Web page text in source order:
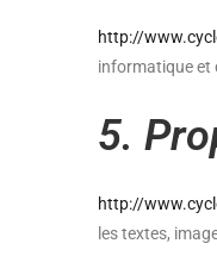
http://
informatique et
5.
http://
les textes,